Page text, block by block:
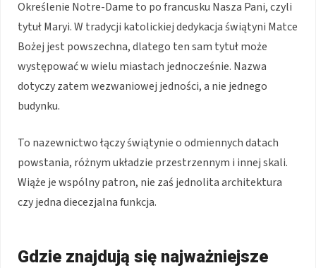
Określenie Notre-Dame to po francusku Nasza Pani, czyli
tytuł Maryi. W tradycji katolickiej dedykacja świątyni Matce
Bożej jest powszechna, dlatego ten sam tytuł może
występować w wielu miastach jednocześnie. Nazwa
dotyczy zatem wezwaniowej jedności, a nie jednego
budynku.
To nazewnictwo łączy świątynie o odmiennych datach
powstania, różnym układzie przestrzennym i innej skali.
Wiąże je wspólny patron, nie zaś jednolita architektura
czy jedna diecezjalna funkcja.
Gdzie znajdują się najważniejsze